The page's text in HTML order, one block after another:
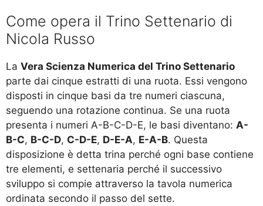
Come opera il Trino Settenario di
Nicola Russo
La Vera Scienza Numerica del Trino Settenario
parte dai cinque estratti di una ruota. Essi vengono
disposti in cinque basi da tre numeri ciascuna,
seguendo una rotazione continua. Se una ruota
presenta i numeri A-B-C-D-E, le basi diventano: A-
B-C, B-C-D, C-D-E, D-E-A, E-A-B. Questa
disposizione è detta trina perché ogni base contiene
tre elementi, e settenaria perché il successivo
sviluppo si compie attraverso la tavola numerica
ordinata secondo il passo del sette.